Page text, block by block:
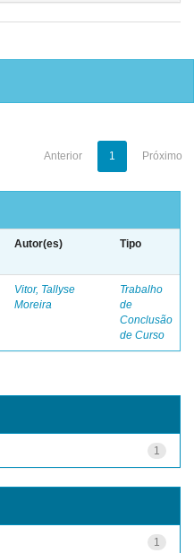
Anterior 1 Próximo
Autor(es) Tipo
Vitor, Tallyse
Moreira
Trabalho
de
Conclusão
de Curso
1
1